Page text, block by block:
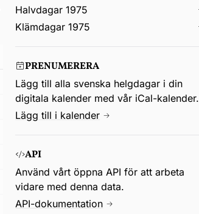
Halvdagar 1975
Klämdagar 1975
PRENUMERERA
Lägg till alla svenska helgdagar i din
digitala kalender med vår iCal-kalender.
Lägg till i kalender
API
Använd vårt öppna API för att arbeta
vidare med denna data.
API-dokumentation